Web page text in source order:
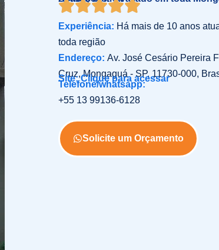
Experiência: Há mais de 10 anos
toda região
Endereço: Av. José Cesário Pereira
Cruz, Mongaguá - SP, 11730-000,
Site: Clique para acessar
Telefone/whatsapp:
+55 13 99136-6128
Solicite um Orçamento